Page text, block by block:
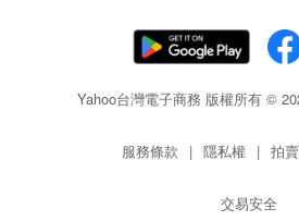
Yahoo台灣電子商務 版權所有 ©
服務條款 | 隱私權 | 拍
交易安全